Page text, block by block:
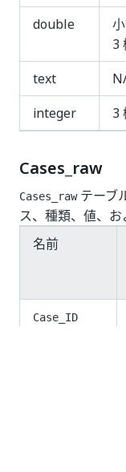
double
3
text
integer
3
Cases_raw
Cases_rawテーブ
ス、種類、値、お
名前
Case_ID